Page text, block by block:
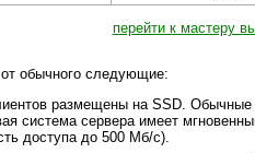
перейти к мастеру
обычного следующие:
размещены на SSD.
система сервера имеет
доступа до 500 Мб/с).